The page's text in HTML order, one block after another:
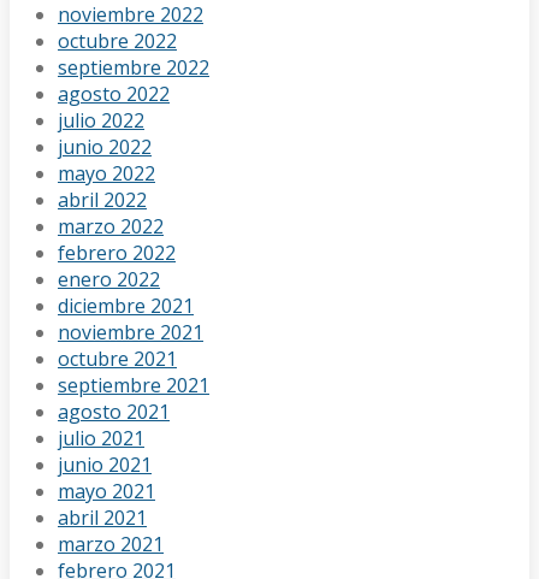
noviembre 2022
octubre 2022
septiembre 2022
agosto 2022
julio 2022
junio 2022
mayo 2022
abril 2022
marzo 2022
febrero 2022
enero 2022
diciembre 2021
noviembre 2021
octubre 2021
septiembre 2021
agosto 2021
julio 2021
junio 2021
mayo 2021
abril 2021
marzo 2021
febrero 2021